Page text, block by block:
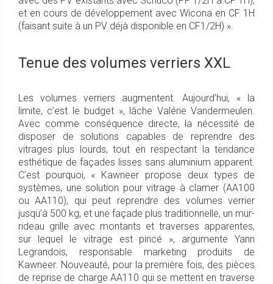
et en cours de développement avec Wicona en CF 1H
(faisant suite à un PV déjà disponible en CF1/2H) ».
Tenue des volumes verriers XXL
Les volumes verriers augmentent. Aujourd’hui, « la
limite, c’est le budget », lâche Valérie Vandermeulen.
Avec comme conséquence directe, la nécessité de
disposer de solutions capables de reprendre des
vitrages plus lourds, tout en respectant la tendance
esthétique de façades lisses sans aluminium apparent.
C’est pourquoi, « Kawneer propose deux types de
systèmes, une solution pour vitrage à clamer (AA100
ou AA110), qui peut reprendre des volumes verrier
jusqu’à 500 kg, et une façade plus traditionnelle, un mur-
rideau grille avec montants et traverses apparentes,
sur lequel le vitrage est pincé », argumente Yann
Legrandois, responsable marketing produits de
Kawneer. Nouveauté, pour la première fois, des pièces
de reprise de charge AA110 qui se mettent en traverse